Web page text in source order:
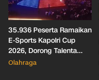
35.936 Peserta Ramaikan
E-Sports Kapolri Cup
2026, Dorong Talenta
Digital dan Keamanan
Olahraga